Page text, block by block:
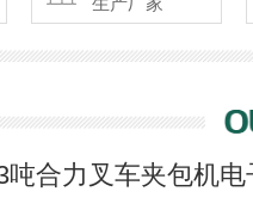
吨合力叉车夹包机电